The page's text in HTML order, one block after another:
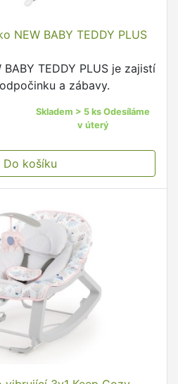
NEW BABY TEDDY PLUS
TEDDY PLUS je zajistí
a zábavy.
Skladem > 5 ks Odesíláme
v úterý
košíku